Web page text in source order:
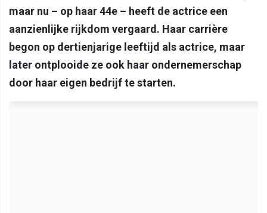
maar nu – op haar 44e – heeft de actrice een
aanzienlijke rijkdom vergaard. Haar carrière
begon op dertienjarige leeftijd als actrice, maar
later ontplooide ze ook haar ondernemerschap
door haar eigen bedrijf te starten.